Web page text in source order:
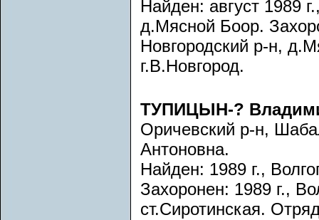
Найден: август 1989
д.Мясной Боор.
Новгородский р-н,
г.В.Новгород.
ТУПИЦЫН-?
Оричевский р-н,
Антоновна.
Найден: 1989 г.,
Захоронен: 1989 г.,
ст.Сиротинская.